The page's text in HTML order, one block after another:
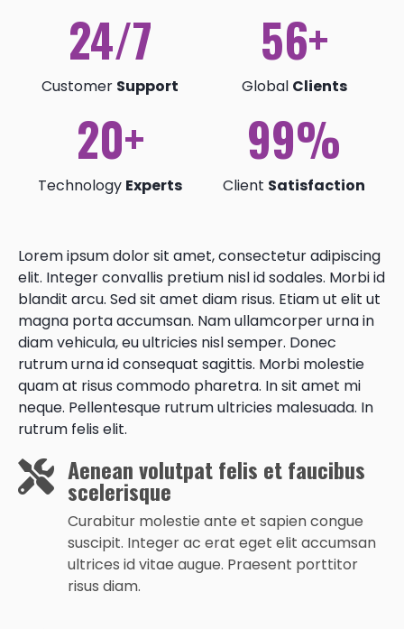
24/7
Customer Support
56+
Global Clients
20+
Technology Experts
99%
Client Satisfaction
Lorem ipsum dolor sit amet, consectetur adipiscing
elit. Integer convallis pretium nisl id sodales. Morbi id
blandit arcu. Sed sit amet diam risus. Etiam ut elit ut
magna porta accumsan. Nam ullamcorper urna in
diam vehicula, eu ultricies nisl semper. Donec
rutrum urna id consequat sagittis. Morbi molestie
quam at risus commodo pharetra. In sit amet mi
neque. Pellentesque rutrum ultricies malesuada. In
rutrum felis elit.
Aenean volutpat felis et faucibus
scelerisque
Curabitur molestie ante et sapien congue
suscipit. Integer ac erat eget elit accumsan
ultrices id vitae augue. Praesent porttitor
risus diam.